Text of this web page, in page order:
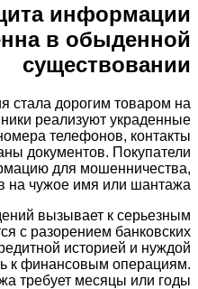
информации
в обыденной
существовании
стала дорогим товаром на
реализуют украденные
телефонов, контакты
документов. Покупатели
для мошенничества,
на чужое имя или шантажа.
вызывает к серьезным
с разорением банковских
историей и нуждой
к финансовым операциям.
требует месяцы или годы.